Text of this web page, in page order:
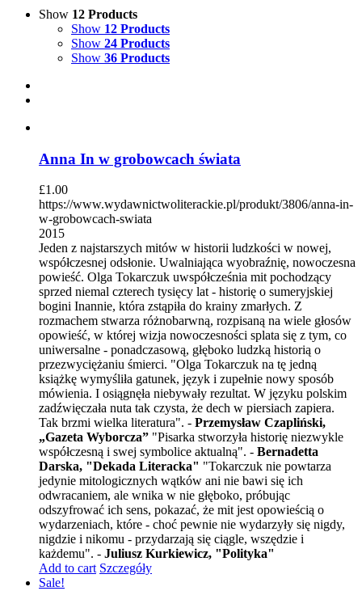
Show 12 Products
Show 12 Products
Show 24 Products
Show 36 Products
Anna In w grobowcach świata
£1.00
https://www.wydawnictwoliterackie.pl/produkt/3806/anna-in-
w-grobowcach-swiata
2015
Jeden z najstarszych mitów w historii ludzkości w nowej,
współczesnej odsłonie. Uwalniająca wyobraźnię, nowoczesna
powieść. Olga Tokarczuk uwspółcześnia mit pochodzący
sprzed niemal czterech tysięcy lat - historię o sumeryjskiej
bogini Inannie, która zstąpiła do krainy zmarłych. Z
rozmachem stwarza różnobarwną, rozpisaną na wiele głosów
opowieść, w której wizja nowoczesności splata się z tym, co
uniwersalne - ponadczasową, głęboko ludzką historią o
przezwyciężaniu śmierci. "Olga Tokarczuk na tę jedną
książkę wymyśliła gatunek, język i zupełnie nowy sposób
mówienia. I osiągnęła niebywały rezultat. W języku polskim
zadźwięczała nuta tak czysta, że dech w piersiach zapiera.
Tak brzmi wielka literatura". - Przemysław Czapliński,
„Gazeta Wyborcza” "Pisarka stworzyła historię niezwykle
współczesną i swej symbolice aktualną". - Bernadetta
Darska, "Dekada Literacka" "Tokarczuk nie powtarza
jedynie mitologicznych wątków ani nie bawi się ich
odwracaniem, ale wnika w nie głęboko, próbując
odszyfrować ich sens, pokazać, że mit jest opowieścią o
wydarzeniach, które - choć pewnie nie wydarzyły się nigdy,
nigdzie i nikomu - przydarzają się ciągle, wszędzie i
każdemu". - Juliusz Kurkiewicz, "Polityka"
Add to cart Szczegóły
Sale!